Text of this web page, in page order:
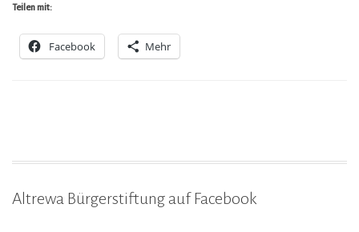
Teilen mit:
Facebook Mehr
Altrewa Bürgerstiftung auf Facebook